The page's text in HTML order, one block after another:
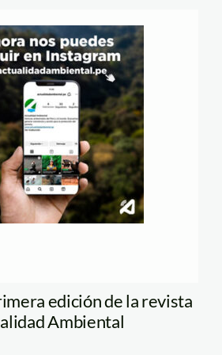
edición de la revista
Ambiental